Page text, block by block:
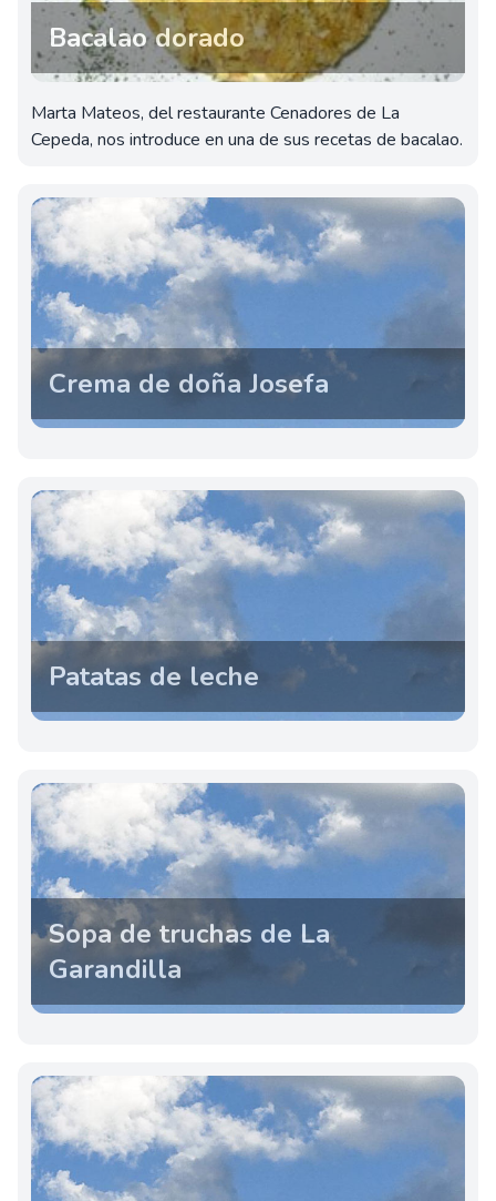
Bacalao dorado
Marta Mateos, del restaurante Cenadores de La
Cepeda, nos introduce en una de sus recetas de bacalao.
Crema de doña Josefa
Patatas de leche
Sopa de truchas de La
Garandilla